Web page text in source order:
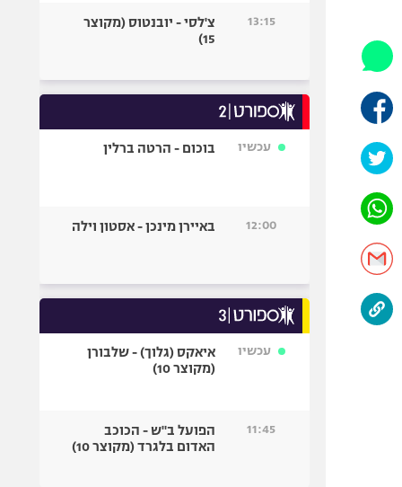
אופניים
כדורמים
פוטבול אמריקאי NFL
13:15
צ'לסי - יובנטוס (מקוצר
15)
עכשיו בוכום - הרטה ברלין
12:00 באיירן מינכן - אסטון וילה
עכשיו
איאקס (גלוך) - שלבורן
(מקוצר 10)
11:45
הפועל ב"ש - הכוכב
האדום בלגרד (מקוצר 10)